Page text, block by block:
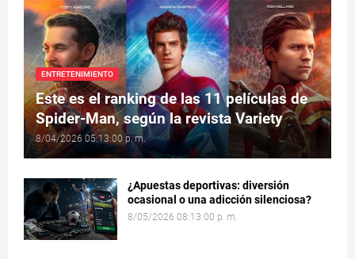
ENTRETENIMIENTO
Este es el ranking de las 11 películas de
Spider-Man, según la revista Variety
8/04/2026 05:13:00 p. m.
¿Apuestas deportivas: diversión
ocasional o una adicción silenciosa?
8/05/2026 08:13:00 p. m.